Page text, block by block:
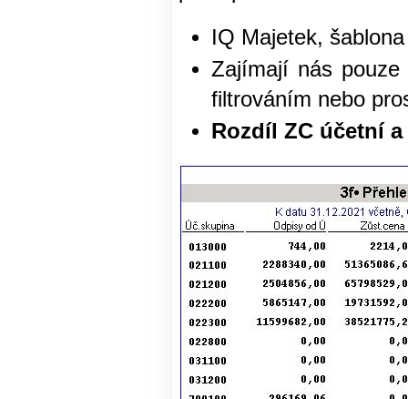
IQ Majetek,
Zajímají nás
filtrováním nebo
Rozdíl ZC účetní a